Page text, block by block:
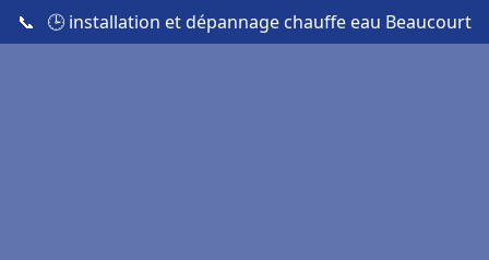
📞 🕒 installation et dépannage chauffe eau Beaucourt